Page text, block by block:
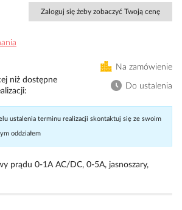
Zaloguj się żeby zobaczyć Twoją cenę
Na zamówienie
niż dostępne
Do ustalenia
ustalenia terminu realizacji skontaktuj się ze swoim
oddziałem
prądu 0-1A AC/DC, 0-5A, jasnoszary,